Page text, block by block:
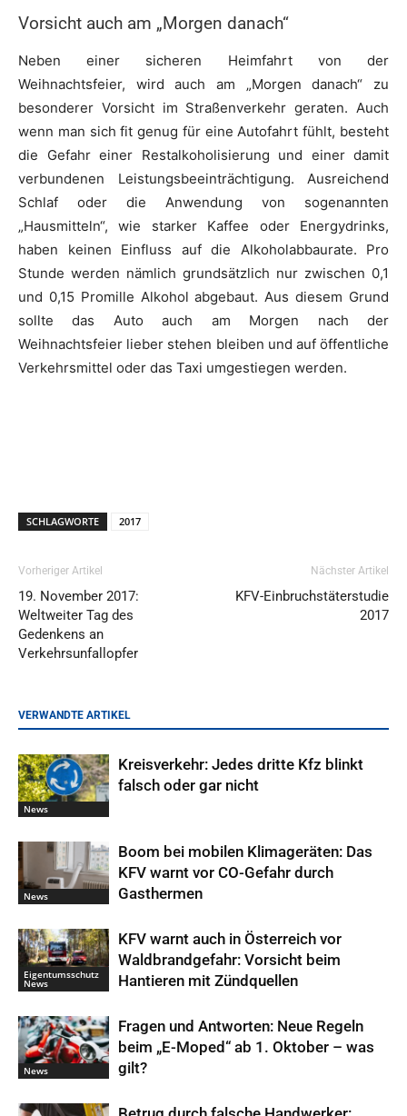
Vorsicht auch am „Morgen danach“
Neben einer sicheren Heimfahrt von der
Weihnachtsfeier, wird auch am „Morgen danach“ zu
besonderer Vorsicht im Straßenverkehr geraten. Auch
wenn man sich fit genug für eine Autofahrt fühlt, besteht
die Gefahr einer Restalkoholisierung und einer damit
verbundenen Leistungsbeeinträchtigung. Ausreichend
Schlaf oder die Anwendung von sogenannten
„Hausmitteln“, wie starker Kaffee oder Energydrinks,
haben keinen Einfluss auf die Alkoholabbaurate. Pro
Stunde werden nämlich grundsätzlich nur zwischen 0,1
und 0,15 Promille Alkohol abgebaut. Aus diesem Grund
sollte das Auto auch am Morgen nach der
Weihnachtsfeier lieber stehen bleiben und auf öffentliche
Verkehrsmittel oder das Taxi umgestiegen werden.
SCHLAGWORTE 2017
Vorheriger Artikel
19. November 2017:
Weltweiter Tag des
Gedenkens an
Verkehrsunfallopfer
Nächster Artikel
KFV-Einbruchstäterstudie
2017
VERWANDTE ARTIKEL
News
Kreisverkehr: Jedes dritte Kfz blinkt
falsch oder gar nicht
News
Boom bei mobilen Klimageräten: Das
KFV warnt vor CO-Gefahr durch
Gasthermen
Eigentumsschutz
News
KFV warnt auch in Österreich vor
Waldbrandgefahr: Vorsicht beim
Hantieren mit Zündquellen
News
Fragen und Antworten: Neue Regeln
beim „E-Moped“ ab 1. Oktober – was
gilt?